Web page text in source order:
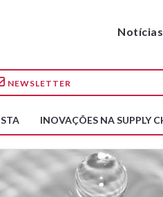
NEWSLETTER
INOVAÇÕES NA SUPPLY